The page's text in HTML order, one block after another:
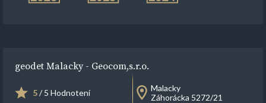
geodet Malacky - Geocom,s.r.o.
5/ 5 Hodnotení
Malacky
Záhorácka 5272/21